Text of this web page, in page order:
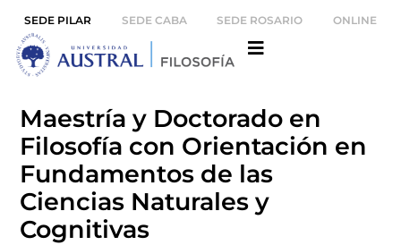
SEDE PILAR SEDE CABA SEDE ROSARIO ONLINE
Maestría y Doctorado en
Filosofía con Orientación en
Fundamentos de las
Ciencias Naturales y
Cognitivas